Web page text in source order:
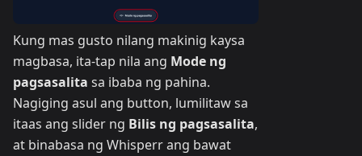
Kung mas gusto nilang makinig kaysa
magbasa, ita-tap nila ang Mode ng
pagsasalita sa ibaba ng pahina.
Nagiging asul ang button, lumilitaw sa
itaas ang slider ng Bilis ng pagsasalita,
at binabasa ng Whisperr ang bawat